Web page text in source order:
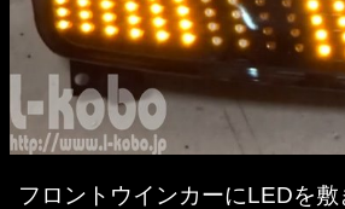
フロントウインカーにLEDを